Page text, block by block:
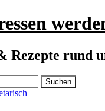
Rezepte rund